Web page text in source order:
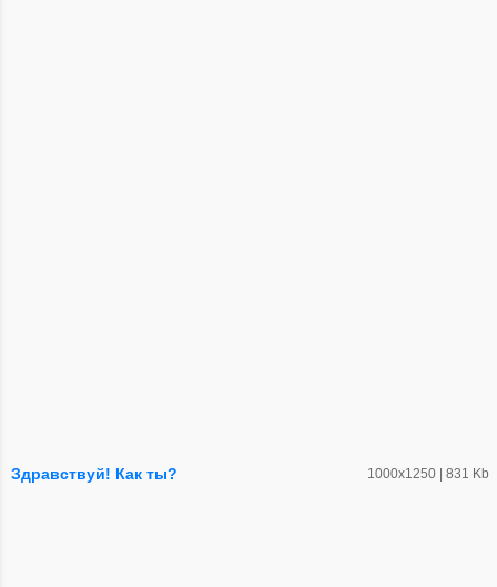
Здравствуй! Как ты? 1000х1250 | 831 Kb